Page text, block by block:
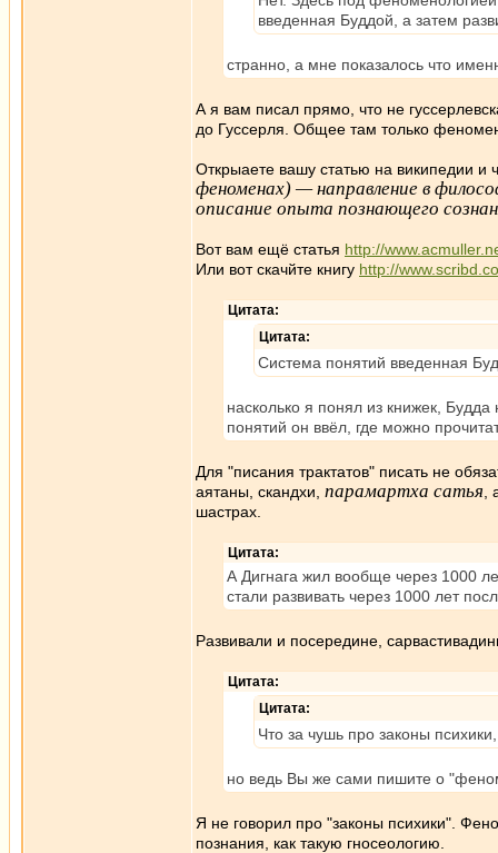
введенная Буддой, а затем
странно, а мне показалось что
А я вам писал прямо, что не
до Гуссерля. Общее там только
Открыаете вашу статью на википедии и
феноменах) — направление в
описание опыта познающего
Вот вам ещё статья http://
Или вот скачйте книгу http://
Цитата:
Цитата:
Система понятий введенная
насколько я понял из книжек,
понятий он ввёл, где можно
Для "писания трактатов" писать не
аятаны, скандхи, парамартха сатья
шастрах.
Цитата:
А Дигнага жил вообще через 1000
стали развивать через 1000 лет
Развивали и посередине,
Цитата:
Цитата:
Что за чушь про законы
но ведь Вы же сами пишите о
Я не говорил про "законы психики".
познания, как такую гносеологию.